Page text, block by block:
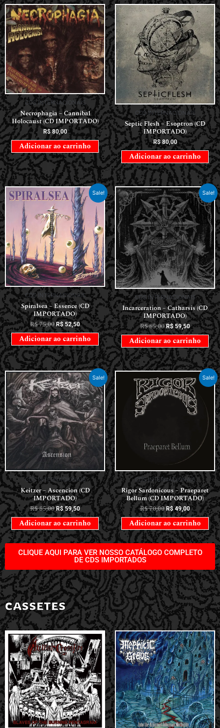
CDS INTERNACIONAIS
Necrophagia – Cannibal
Holocaust (CD IMPORTADO)
R$80,00
Adicionar ao carrinho
CDS INTERNACIONAIS
Septic Flesh – Esoptron (CD
IMPORTADO)
R$80,00
Adicionar ao carrinho
Sale!
CDS INTERNACIONAIS
Spiralsea – Essence (CD
IMPORTADO)
R$75,00 R$ 52,50
Adicionar ao carrinho
Sale!
CDS INTERNACIONAIS
Incarceration – Catharsis (CD
IMPORTADO)
R$85,00 R$59,50
Adicionar ao carrinho
Sale!
CDS INTERNACIONAIS
Keitzer – Ascencion (CD
IMPORTADO)
R$85,00 R$59,50
Adicionar ao carrinho
Sale!
CDS INTERNACIONAIS
Rigor Sardonicous – Praeparet
Bellum (CD IMPORTADO)
R$70,00 R$49,00
Adicionar ao carrinho
CLIQUE AQUI PARA VER NOSSO CATÁLOGO COMPLETO
DE CDS IMPORTADOS
CASSETES